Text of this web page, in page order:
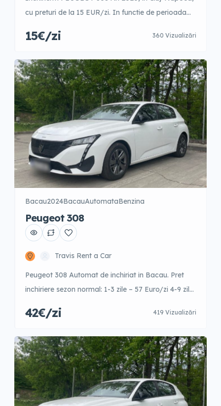
cu preturi de la 15 EUR/zi. In functie de perioada
zile- 21 EUR/zi 15-21 zile- 19 EUR/zi 22-30 zile- 17.5
Preturile afisate sunt Informative, pentru o
rezervare sau mai […]
15€/zi 360 Vizualizări
Bacau2024BacauAutomataBenzina
Peugeot 308
Travis Rent a Car
Peugeot 308 Automat de inchiriat in Bacau. Pret
inchiriere sezon normal: 1-3 zile – 57 Euro/zi 4-9 zile
Euro/zi Garantie: 500 Euro Este posibila inchirierea
42€/zi 419 Vizualizări